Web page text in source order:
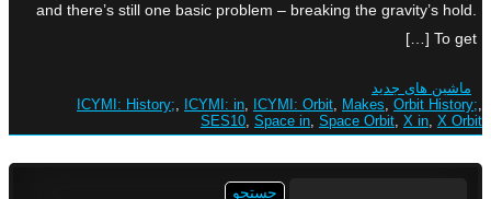
and there’s still one basic problem – breaking the gravity’s hold.
To get […]
ماشین های جدید
ICYMI: History;, ICYMI: in, ICYMI: Orbit, Makes, Orbit History;,
SES10, Space in, Space Orbit, X in, X Orbit